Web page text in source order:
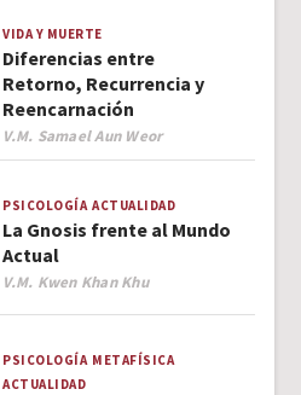
VIDA Y MUERTE
Diferencias entre
Retorno, Recurrencia y
Reencarnación
Author
V.M. Samael Aun Weor
PSICOLOGÍA ACTUALIDAD
La Gnosis frente al Mundo
Actual
Author
V.M. Kwen Khan Khu
PSICOLOGÍA METAFÍSICA
ACTUALIDAD